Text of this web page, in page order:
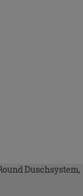
Duschsystem,